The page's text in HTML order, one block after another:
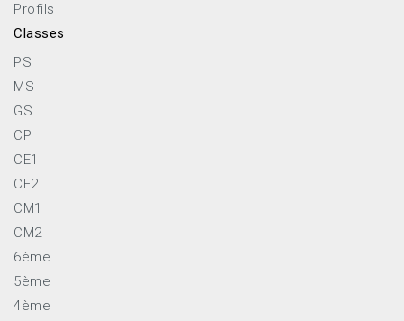
Profils
Classes
PS
MS
GS
CP
CE1
CE2
CM1
CM2
6ème
5ème
4ème